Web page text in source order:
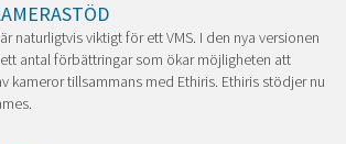
naturligtvis viktigt för ett VMS. I den nya versionen
antal förbättringar som ökar möjligheten att
kameror tillsammans med Ethiris. Ethiris stödjer nu